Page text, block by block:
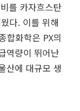
를 카자흐스탄
다. 이를 위해
합화학은 PX의
역량이 뛰어난
산에 대규모 생